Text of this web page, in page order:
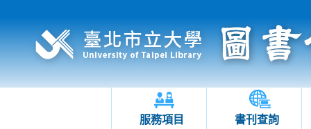
服務項目 書刊查詢